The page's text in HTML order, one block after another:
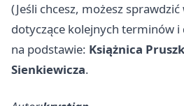
(Jeśli chcesz, możesz
dotyczące kolejnych terminów
na podstawie: Książnica
Sienkiewicza.